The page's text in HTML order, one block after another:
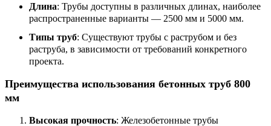
Длина: Трубы доступны в различных длинах, наиболее
распространенные варианты — 2500 мм и 5000 мм.
Типы труб: Существуют трубы с раструбом и без
раструба, в зависимости от требований конкретного
проекта.
Преимущества использования бетонных труб 800
мм
Высокая прочность: Железобетонные трубы